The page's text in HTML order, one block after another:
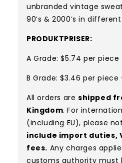
unbranded vintage
90’s & 2000’s in
PRODUKTPRISER:
A Grade: $5.74 per
B Grade: $3.46 per
All orders are shipped
Kingdom. For
(including EU), please
include import duties,
fees. Any charges
customs authority must